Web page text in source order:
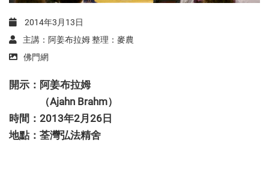
2014年3月13日
主講：阿姜布拉姆 整理：麥農
佛門網
開示：阿姜布拉姆
（Ajahn Brahm）
時間：2013年2月26日
地點：荃灣弘法精舍